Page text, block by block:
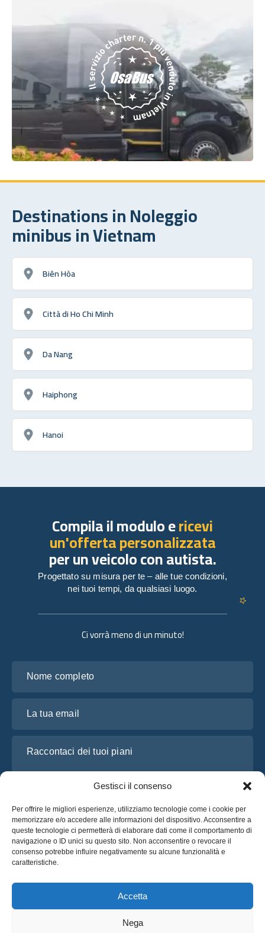
Gestisci il consenso
Per offrire le migliori esperienze, utilizziamo tecnologie come i cookie per
memorizzare e/o accedere alle informazioni del dispositivo. Acconsentire a
queste tecnologie ci permetterà di elaborare dati come il comportamento di
navigazione o ID unici su questo sito. Non acconsentire o revocare il
consenso potrebbe influire negativamente su alcune funzionalità e
caratteristiche.
Accetta
Nega
Destinations in Noleggio
minibus in Vietnam
Biên Hòa
Città di Ho Chi Minh
Da Nang
Haiphong
Hanoi
Ci vorrà meno di un minuto!
Ho letto e accetto l’
Richiedi un preventivo
Richiedi un preventivo
Compila il modulo ericevi
un'offerta personalizzata
per un veicolo con autista.
Progettato su misura per te – alle tue condizioni,
nei tuoi tempi, da qualsiasi luogo.